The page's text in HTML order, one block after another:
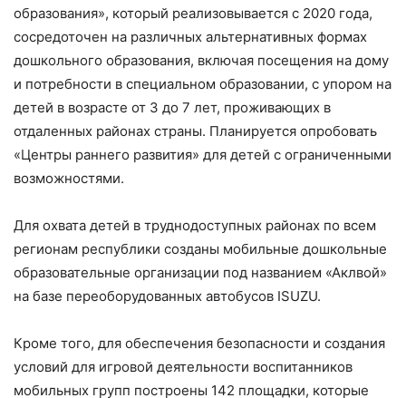
образования», который реализовывается с 2020 года,
сосредоточен на различных альтернативных формах
дошкольного образования, включая посещения на дому
и потребности в специальном образовании, с упором на
детей в возрасте от 3 до 7 лет, проживающих в
отдаленных районах страны. Планируется опробовать
«Центры раннего развития» для детей с ограниченными
возможностями.
Для охвата детей в труднодоступных районах по всем
регионам республики созданы мобильные дошкольные
образовательные организации под названием «Аклвой»
на базе переоборудованных автобусов ISUZU.
Кроме того, для обеспечения безопасности и создания
условий для игровой деятельности воспитанников
мобильных групп построены 142 площадки, которые